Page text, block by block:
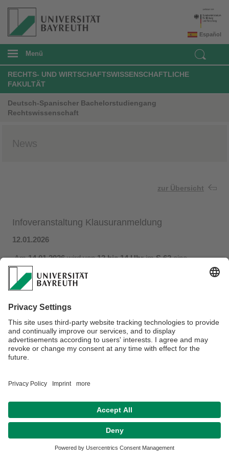
Español
Menü
RECHTS- UND WIRTSCHAFTSWISSENSCHAFTLICHE
FAKULTÄT
Deutsch-Spanischer Bachelorstudiengang
Rechtswissenschaft
News
zur Übersicht
Infoveranstaltung Klausuranmeldung
12.01.2026
Am14.01.2026wird von12 bis 14 UhrimS 62eine
Informationsveranstaltung zur Klausuranmeldung
stattfinden. Mit Blick auf die anstehende Klausurenphase
möchten wir Studierende jeglichen Semesters herzlich zu
dieser Veranstaltung einladen.
Für die Erstsemesterstudierenden des deutsch-
spanischen Bachelorstudiengangs Rechtswissenschaft
wird im Rahmen ihres Tutoriums zur gleichen Zeit die
entsprechende Information bereitgestellt.
Datenschutz / Disclaimer Impressum Hausordnung
Sitemap
Barrierefreiheitserklärung